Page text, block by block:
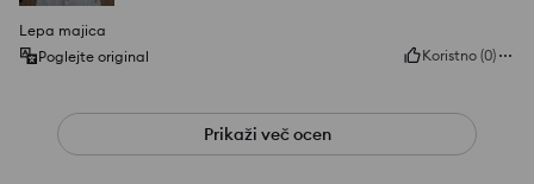
Lepa majica
Poglejte original
Koristno (0)
Prikaži več ocen